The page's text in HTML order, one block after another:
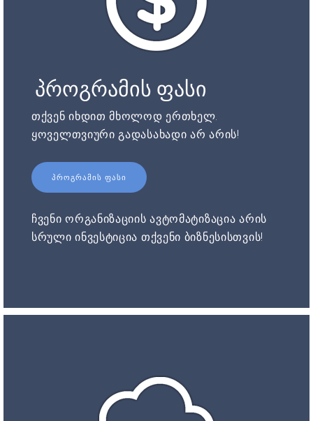
პროგრამის ფასი
თქვენ იხდით მხოლოდ ერთხელ.
ყოველთვიური გადასახადი არ არის!
ᲞᲠᲝᲒᲠᲐᲛᲘᲡ ᲤᲐᲡᲘ
ჩვენი ორგანიზაციის ავტომატიზაცია არის
სრული ინვესტიცია თქვენი ბიზნესისთვის!